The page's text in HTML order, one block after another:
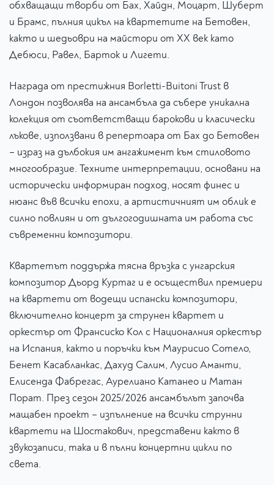
обхващащи творби от Бах, Хайдн, Моцарт, Шуберт
и Брамс, пълния цикъл на квартетите на Бетовен,
както и шедьоври на майстори от ХХ век като
Дебюси, Равел, Барток и Лигети.
Награда от престижния Borletti-Buitoni Trust в
Лондон позволява на ансамбъла да събере уникална
колекция от съответстващи барокови и класически
лъкове, използвани в репертоара от Бах до Бетовен
– израз на дълбокия им ангажимент към стиловото
многообразие. Техните интерпретации, основани на
исторически информиран подход, носят финес и
нюанс във всички епохи, а артистичният им облик е
силно повлиян и от дългогодишната им работа със
съвременни композитори.
Квартетът поддържа тясна връзка с унгарския
композитор Дьорд Куртаг и е осъществил премиери
на квартети от водещи испански композитори,
включително концерт за струнен квартет и
оркестър от Франсиско Кол с Националния оркестър
на Испания, както и поръчки към Маурисио Сотело,
Бенет Касабланкас, Дахуд Салим, Лусио Аманти,
Елисeнда Фабрегас, Аурелиано Катанeо и Матан
Порат. През сезон 2025/2026 ансамбълът започва
мащабен проект – изпълнение на всички струнни
квартети на Шостакович, представени както в
звукозаписи, така и в пълни концертни цикли по
света.